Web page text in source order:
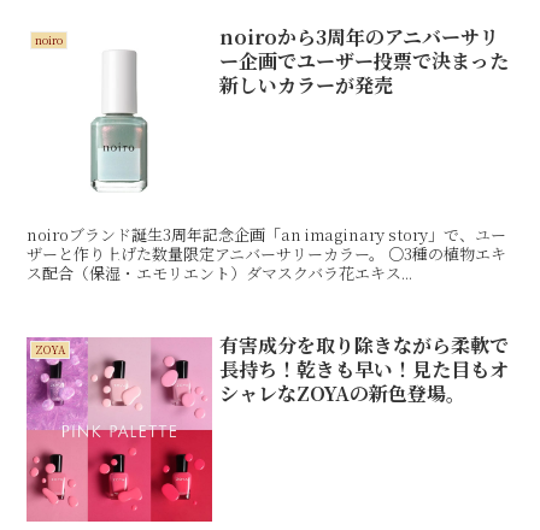
noiro
noiroから3周年のアニバーサリ
ー企画でユーザー投票で決まった
新しいカラーが発売
noiroブランド誕生3周年記念企画「an imaginary story」で、ユー
ザーと作り上げた数量限定アニバーサリーカラー。 ○3種の植物エキ
ス配合（保湿・エモリエント）ダマスクバラ花エキス...
ZOYA
有害成分を取り除きながら柔軟で
長持ち！乾きも早い！見た目もオ
シャレなZOYAの新色登場。